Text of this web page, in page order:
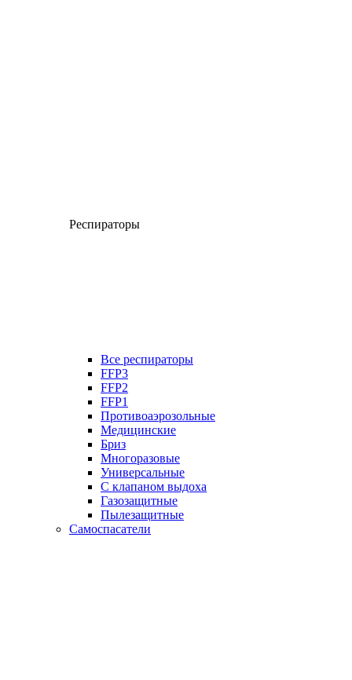
Респираторы
Все респираторы
FFP3
FFP2
FFP1
Противоаэрозольные
Медицинские
Бриз
Многоразовые
Универсальные
С клапаном выдоха
Газозащитные
Пылезащитные
Самоспасатели